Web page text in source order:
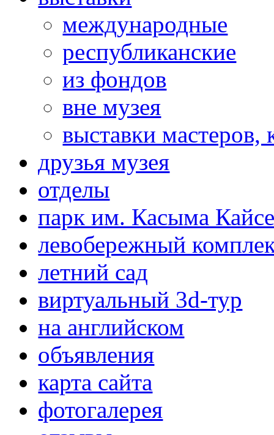
международные
республиканские
из фондов
вне музея
выставки мастеров,
друзья музея
отделы
парк им. Касыма
левобережный
летний сад
виртуальный 3d-тур
на английском
объявления
карта сайта
фотогалерея